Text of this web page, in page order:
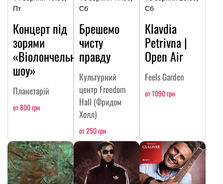
Пт
Концерт під
зорями
«Віолончельне
шоу»
Планетарій
от 800 грн
Сб
Брешемо
чисту
правду
Культурний
центр Freedom
Hall (Фридом
Холл)
от 250 грн
Сб
Klavdia
Petrivna |
Open Air
Feels Garden
от 1090 грн